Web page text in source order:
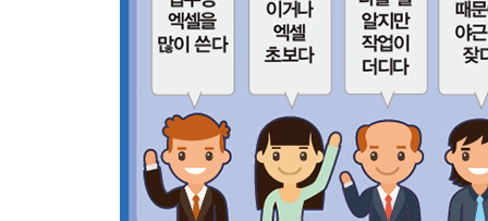
[조건부 서식 활용하기]
06 조건부 서식의 기본 조작 42
07 평균값 이상의 셀에 배경색 적용하기 44
08 조건부 서식으로 오류 값 찾기 46
09 조건부 서식의 확인 및 삭제 49
[알아 두면 유용한 고급 기술]
10 제목 셀 고정하기 51
11 리본 메뉴를 숨겨 화면을 넓게 사용하는 방법 53